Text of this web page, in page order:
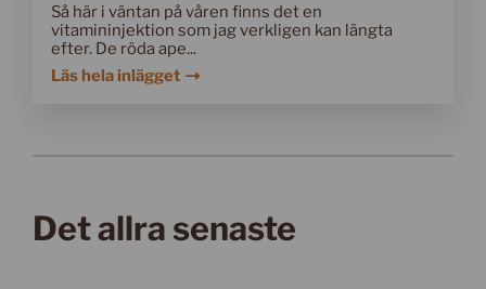
Så här i väntan på våren finns det en
vitamininjektion som jag verkligen kan längta
efter. De röda ape...
Läs hela inlägget
Det allra senaste